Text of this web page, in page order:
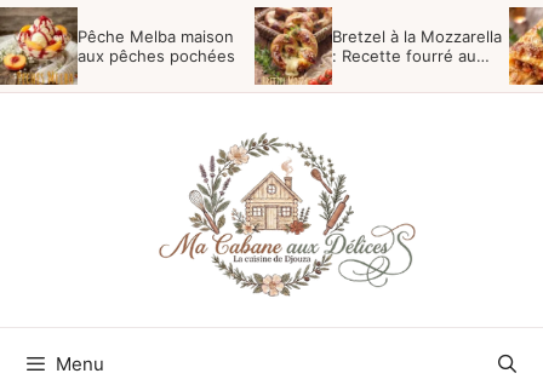
Aller
au
contenu
Pêche Melba maison
aux pêches pochées
Bretzel à la Mozzarella
: Recette fourré au
Menu